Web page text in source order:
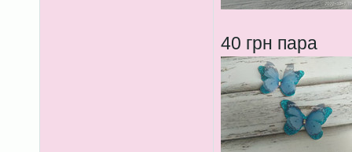
40 грн пара